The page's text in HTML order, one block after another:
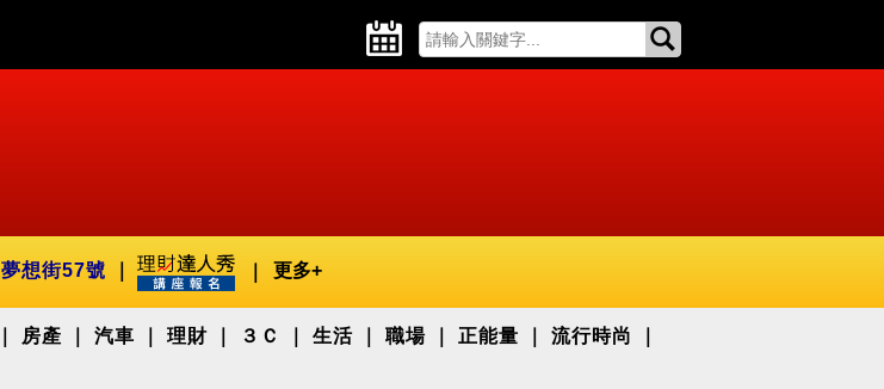
夢想街57號 更多+
房產 汽車 理財 ３Ｃ 生活 職場 正能量 流行時尚